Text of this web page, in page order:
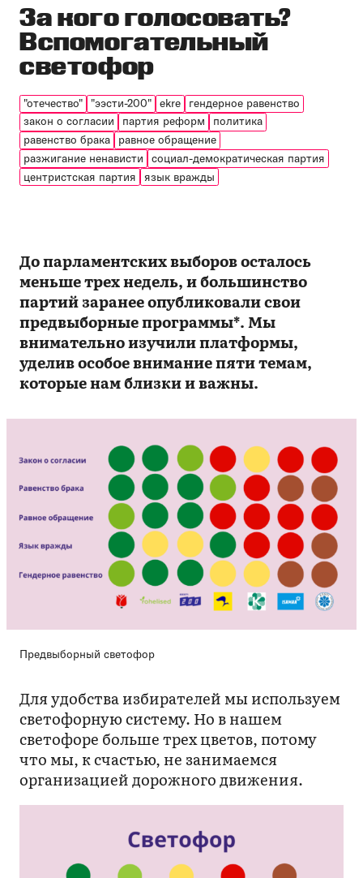
За кого голосовать?
Вспомогательный
светофор
"отечество" "ээсти-200" ekre
гендерное равенство
закон о согласии
партия реформ
политика
равенство брака
равное обращение
разжигание ненависти
социал-демократическая партия
центристская партия
язык вражды
До парламентских выборов осталось
меньше трех недель, и большинство
партий заранее опубликовали свои
предвыборные программы*. Мы
внимательно изучили платформы,
уделив особое внимание пяти темам,
которые нам близки и важны.
Предвыборный светофор
Для удобства избирателей мы используем
светофорную систему. Но в нашем
светофоре больше трех цветов, потому
что мы, к счастью, не занимаемся
организацией дорожного движения.